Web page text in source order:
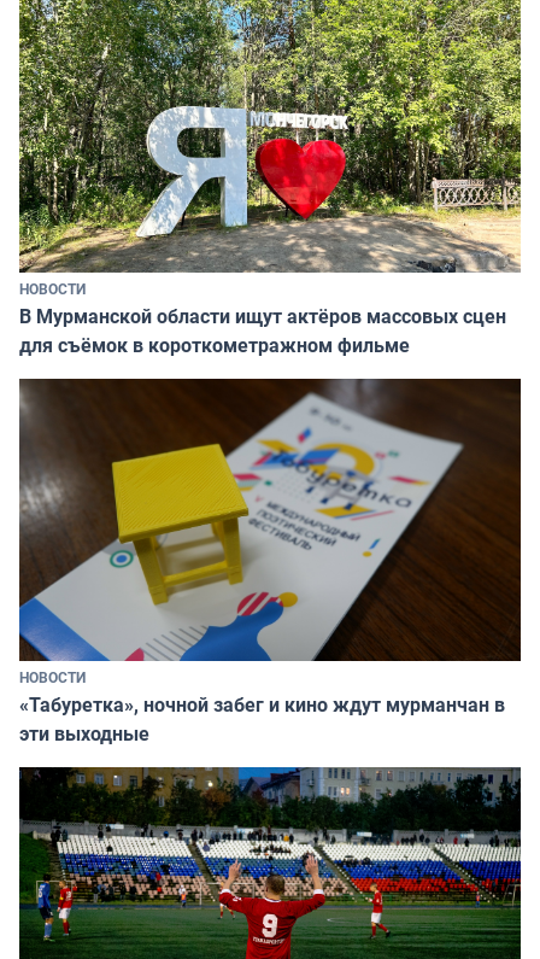
НОВОСТИ
В Мурманской области ищут актёров массовых сцен
для съёмок в короткометражном фильме
НОВОСТИ
«Табуретка», ночной забег и кино ждут мурманчан в
эти выходные